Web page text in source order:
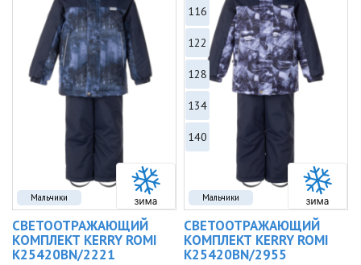
Мальчики
СВЕТООТРАЖАЮЩИЙ
КОМПЛЕКТ KERRY ROMI
K25420BN/2221
Мальчики
116
122
128
134
140
СВЕТООТРАЖАЮЩИЙ
КОМПЛЕКТ KERRY ROMI
K25420BN/2955